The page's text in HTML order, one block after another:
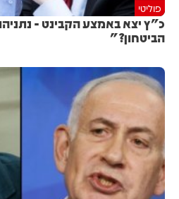
פוליטי
כ"ץ יצא באמצע הקבינט -
הביטחון?"